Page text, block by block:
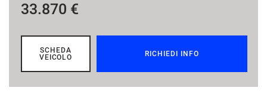
33.870 €
SCHEDA
VEICOLO
RICHIEDI INFO
ottenere
informazioni
sull'utilità
sul